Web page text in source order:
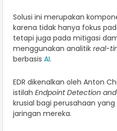
Solusi ini merupakan
karena tidak hanya fokus
tetapi juga pada mitigasi
menggunakan analitik real-
berbasis AI.
EDR dikenalkan oleh Anton
istilah Endpoint Detection
krusial bagi perusahaan
jaringan mereka.